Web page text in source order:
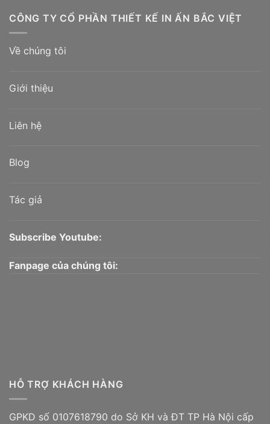
CÔNG TY CỔ PHẦN THIẾT KẾ IN ẤN BẮC VIỆT
Về chúng tôi
Giới thiệu
Liên hệ
Blog
Tác giả
Subscribe Youtube:
Fanpage của chúng tôi:
HỖ TRỢ KHÁCH HÀNG
GPKD số 0107618790 do Sở KH và ĐT TP Hà Nội cấp